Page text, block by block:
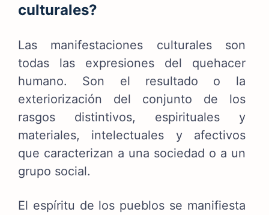
culturales?
Las manifestaciones culturales son
todas las expresiones del quehacer
humano. Son el resultado o la
exteriorización del conjunto de los
rasgos distintivos, espirituales y
materiales, intelectuales y afectivos
que caracterizan a una sociedad o a un
grupo social.
El espíritu de los pueblos se manifiesta